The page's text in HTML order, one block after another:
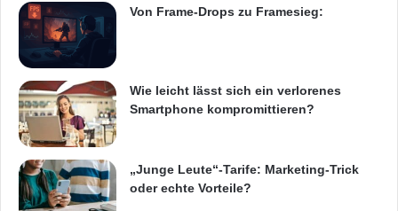
Verwendung personenbezogener Daten für E-
Mail- sowie postalische Werbung nicht
vorgesehen“, erklärt Christian Heutger.
Sämtliche Userdaten werden ausschließlich
auf Servern in
die Serververschlüsselung schweigt sich 1&1
jedoch aus. „Für meinen Geschmack werden
Von Frame-Drops zu Framesieg:
Wie leicht lässt sich ein verlorenes
Smartphone kompromittieren?
„Junge Leute“-Tarife: Marketing-Trick
oder echte Vorteile?